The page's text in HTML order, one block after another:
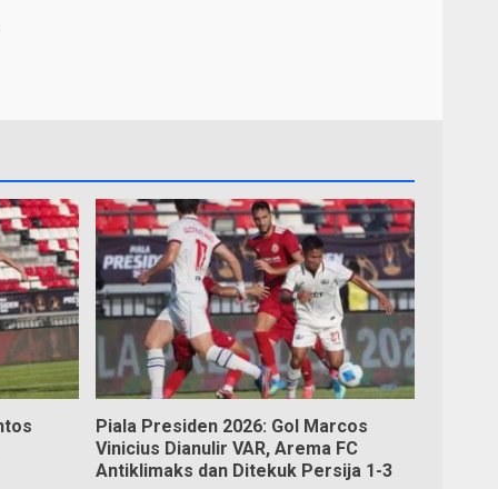
Piala Presiden 2026: Gol Marcos
Vinicius Dianulir VAR, Arema FC
Antiklimaks dan Ditekuk Persija 1-3